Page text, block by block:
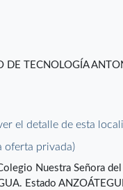
DE TECNOLOGÍA
el detalle de esta
oferta privada)
Nuestra Señora
Estado